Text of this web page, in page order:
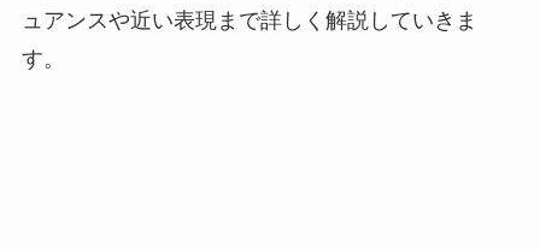
ュアンスや近い表現まで詳しく解説していきま
す。